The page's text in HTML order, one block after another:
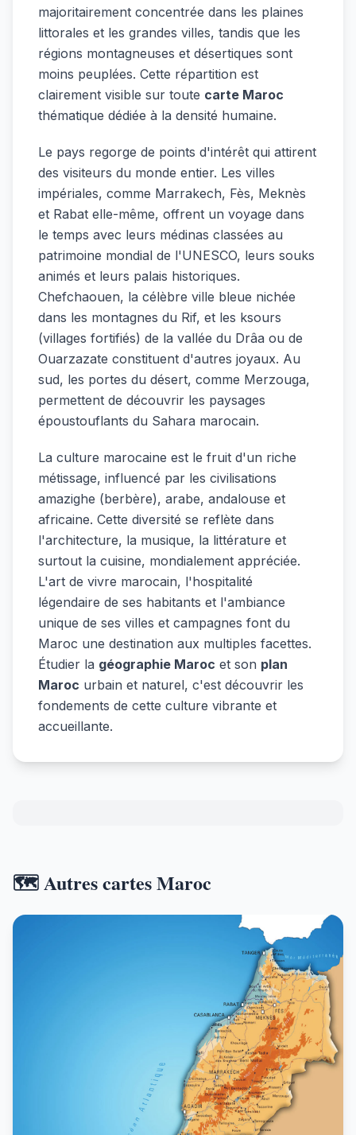
majoritairement concentrée dans les plaines
littorales et les grandes villes, tandis que les
régions montagneuses et désertiques sont
moins peuplées. Cette répartition est
clairement visible sur toute carte Maroc
thématique dédiée à la densité humaine.
Le pays regorge de points d'intérêt qui attirent
des visiteurs du monde entier. Les villes
impériales, comme Marrakech, Fès, Meknès
et Rabat elle-même, offrent un voyage dans
le temps avec leurs médinas classées au
patrimoine mondial de l'UNESCO, leurs souks
animés et leurs palais historiques.
Chefchaouen, la célèbre ville bleue nichée
dans les montagnes du Rif, et les ksours
(villages fortifiés) de la vallée du Drâa ou de
Ouarzazate constituent d'autres joyaux. Au
sud, les portes du désert, comme Merzouga,
permettent de découvrir les paysages
époustouflants du Sahara marocain.
La culture marocaine est le fruit d'un riche
métissage, influencé par les civilisations
amazighe (berbère), arabe, andalouse et
africaine. Cette diversité se reflète dans
l'architecture, la musique, la littérature et
surtout la cuisine, mondialement appréciée.
L'art de vivre marocain, l'hospitalité
légendaire de ses habitants et l'ambiance
unique de ses villes et campagnes font du
Maroc une destination aux multiples facettes.
Étudier la géographie Maroc et son plan
Maroc urbain et naturel, c'est découvrir les
fondements de cette culture vibrante et
accueillante.
🗺️ Autres cartes Maroc